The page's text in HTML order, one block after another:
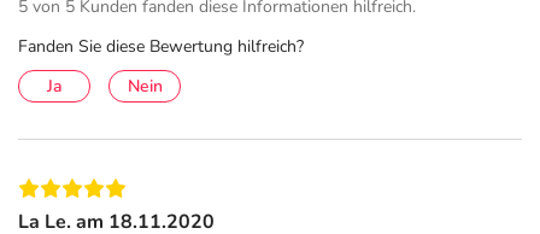
5 von 5 Kunden fanden diese Informationen hilfreich.
Fanden Sie diese Bewertung hilfreich?
Ja
Nein
La Le. am 18.11.2020